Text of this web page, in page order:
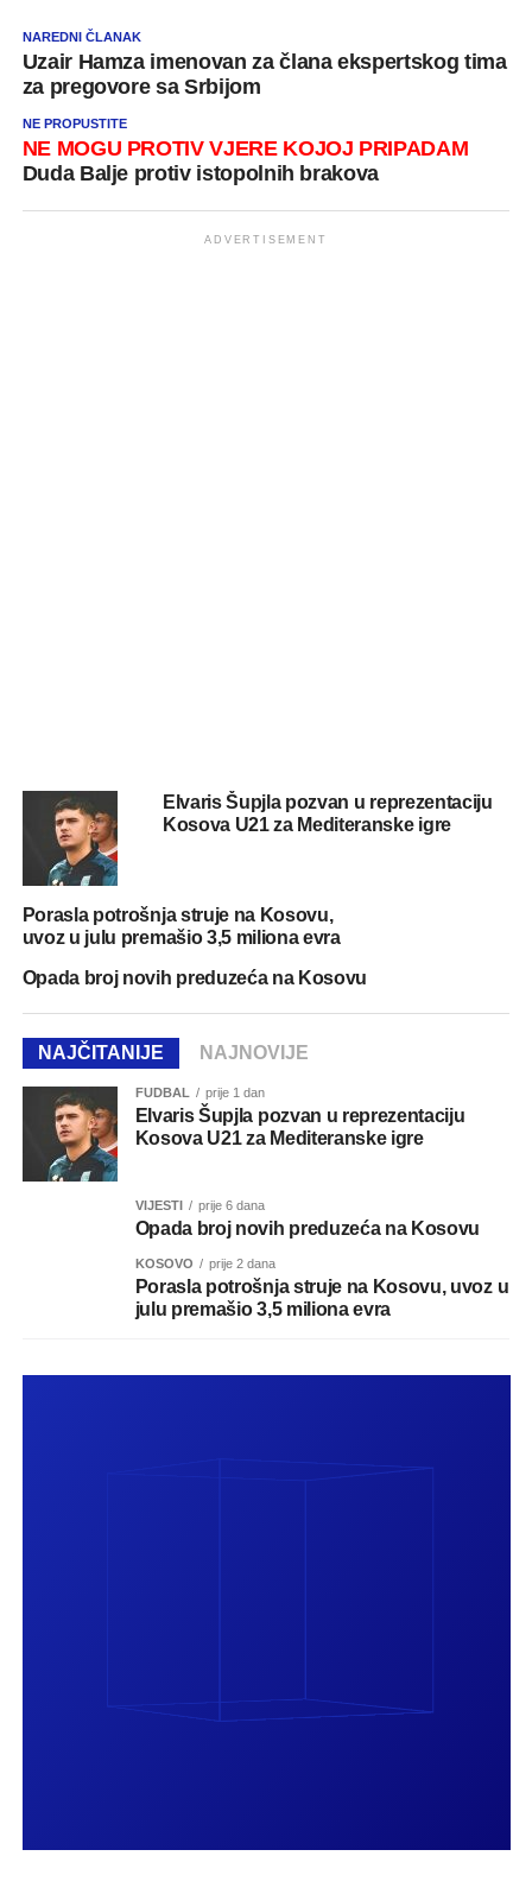
NAREDNI ČLANAK
Uzair Hamza imenovan za člana ekspertskog tima
za pregovore sa Srbijom
NE PROPUSTITE
NE MOGU PROTIV VJERE KOJOJ PRIPADAM
Duda Balje protiv istopolnih brakova
ADVERTISEMENT
Elvaris Šupjla pozvan u reprezentaciju
Kosova U21 za Mediteranske igre
Porasla potrošnja struje na Kosovu,
uvoz u julu premašio 3,5 miliona evra
Opada broj novih preduzeća na Kosovu
NAJČITANIJE NAJNOVIJE
FUDBAL prije 1 dan
Elvaris Šupjla pozvan u reprezentaciju
Kosova U21 za Mediteranske igre
VIJESTI prije 6 dana
Opada broj novih preduzeća na Kosovu
KOSOVO prije 2 dana
Porasla potrošnja struje na Kosovu, uvoz u
julu premašio 3,5 miliona evra